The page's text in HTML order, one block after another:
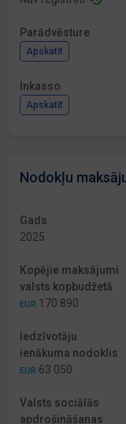
Parādvēsture
Apskatīt
Inkasso
Apskatīt
Nodokļu
Gads
2025
Kopējie maksājumi
valsts kopbudžetā
EUR 170 890
Iedzīvotāju
ienākuma nodoklis
EUR 63 050
Valsts sociālās
apdrošināšanas